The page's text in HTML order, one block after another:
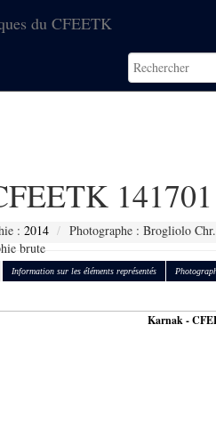
du CFEETK
141701
: 2014
Photographe : Brogliolo Chr.
brute
Information sur les éléments représentés